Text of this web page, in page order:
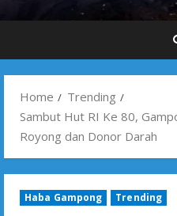
Home
Trending
Sambut Hut RI Ke 80,
Royong dan Donor Darah
Haba Gampong Trending